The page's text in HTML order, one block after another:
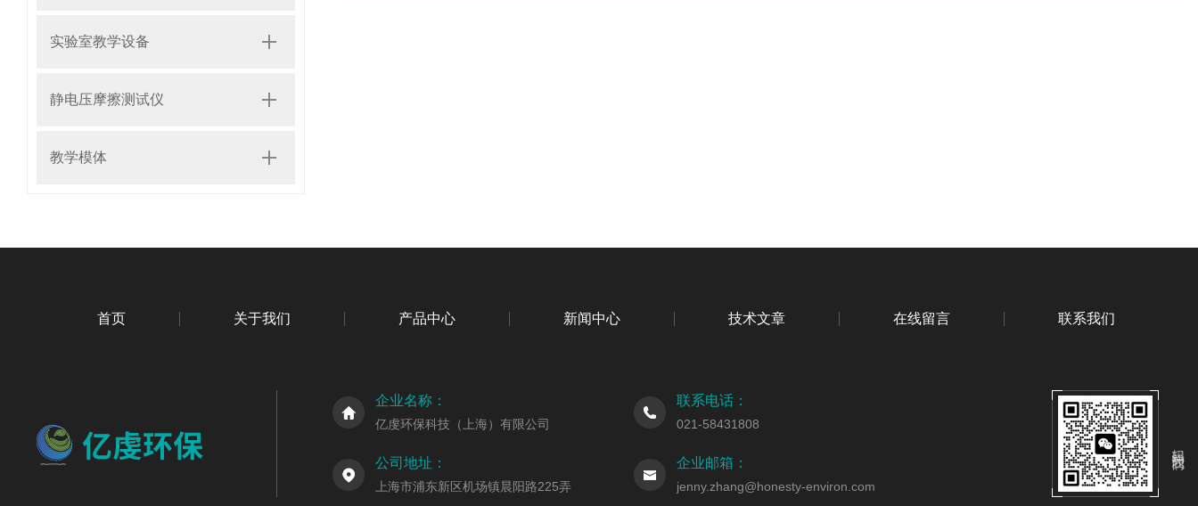
实验室教学设备
静电压摩擦测试仪
教学模体
首页 关于我们 产品中心 新闻中心 技术文章 在线留言 联系我们
企业名称：
亿虔环保科技（上海）有限公司
联系电话：
021-58431808
公司地址：
上海市浦东新区机场镇晨阳路225弄
企业邮箱：
jenny.zhang@honesty-environ.com